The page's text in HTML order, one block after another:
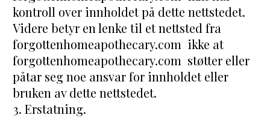
kontroll over innholdet på dette nettstedet.
Videre betyr en lenke til et nettsted fra
forgottenhomeapothecary.com  ikke at
forgottenhomeapothecary.com  støtter eller
påtar seg noe ansvar for innholdet eller
bruken av dette nettstedet.
3. Erstatning.